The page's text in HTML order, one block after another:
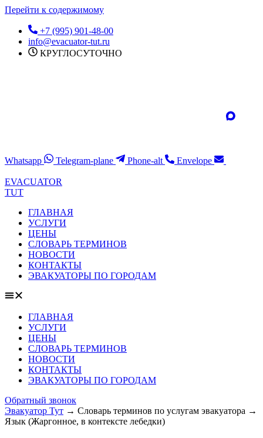
Перейти к содержимому
+7 (995) 901-48-00
info@evacuator-tut.ru
КРУГЛОСУТОЧНО
Whatsapp Telegram-plane Phone-alt Envelope
EVACUATOR
TUT
ГЛАВНАЯ
УСЛУГИ
ЦЕНЫ
СЛОВАРЬ ТЕРМИНОВ
НОВОСТИ
КОНТАКТЫ
ЭВАКУАТОРЫ ПО ГОРОДАМ
ГЛАВНАЯ
УСЛУГИ
ЦЕНЫ
СЛОВАРЬ ТЕРМИНОВ
НОВОСТИ
КОНТАКТЫ
ЭВАКУАТОРЫ ПО ГОРОДАМ
Обратный звонок
Эвакуатор Тут → Словарь терминов по услугам эвакуатора →
Язык (Жаргонное, в контексте лебедки)